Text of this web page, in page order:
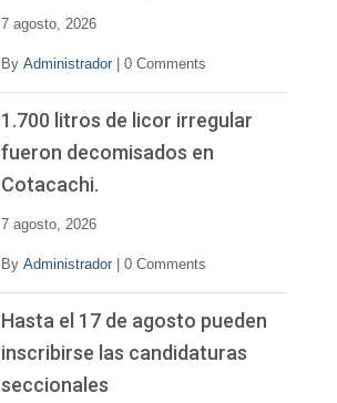
7 agosto, 2026
By Administrador 0 Comments
1.700 litros de licor irregular
fueron decomisados en
Cotacachi.
7 agosto, 2026
By Administrador 0 Comments
Hasta el 17 de agosto pueden
inscribirse las candidaturas
seccionales